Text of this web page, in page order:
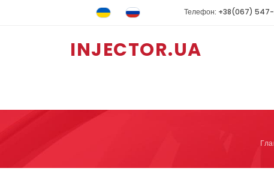
Телефон: +38(067)
INJECTOR.UA